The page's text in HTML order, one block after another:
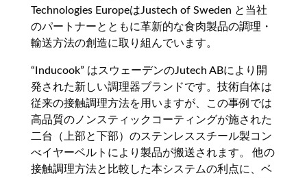
Technologies EuropeはJustech of Sweden と当社
のパートナーとともに革新的な食肉製品の調理・
輸送方法の創造に取り組んでいます。
“Inducook” はスウェーデンのJutech ABにより開
発された新しい調理器ブランドです。技術自体は
従来の接触調理方法を用いますが、この事例では
高品質のノンスティックコーティングが施された
二台（上部と下部）のステンレススチール製コン
べイヤーベルトにより製品が搬送されます。 他の
接触調理方法と比較した本システムの利点に、ベ